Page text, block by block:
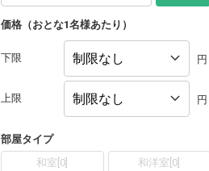
価格（おとな1名様あたり）
下限 円
上限 円
部屋タイプ
和室 0 和洋室 0